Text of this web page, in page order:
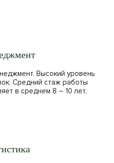
Высокий уровень
Средний стаж работы
в среднем 8 – 10 лет.